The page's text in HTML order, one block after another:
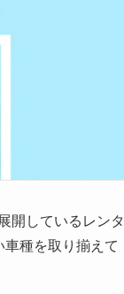
開しているレンタ
種を取り揃えて